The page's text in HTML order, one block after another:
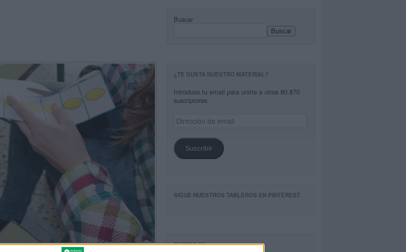
Buscar
Buscar
¿TE GUSTA NUESTRO MATERIAL?
Introduce tu email para unirte a otros 80.870
suscriptores.
Dirección
de
Suscribir
SIGUE NUESTROS TABLEROS EN PINTEREST
FACEBOOK